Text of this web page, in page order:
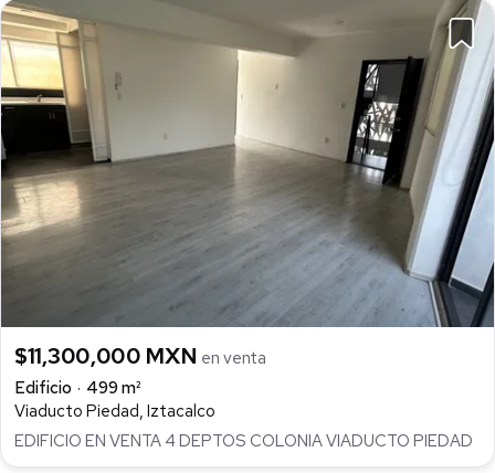
$11,300,000 MXN en venta
Edificio
499 m²
Viaducto Piedad, Iztacalco
EDIFICIO EN VENTA 4 DEPTOS COLONIA VIADUCTO PIEDAD